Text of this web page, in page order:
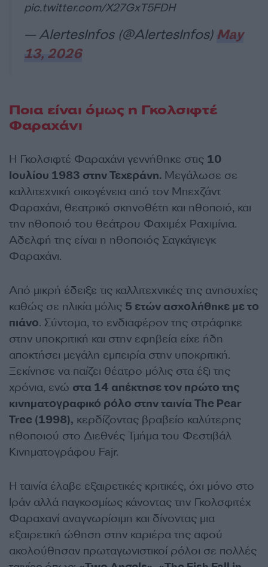
pic.twitter.com/X27GxT5FDH
— AlertesInfos (@AlertesInfos) May
13, 2026
Ποια είναι όμως η Γκολσιφτέ
Φαραχάνι
Η Γκολσιφτέ Φαραχάνι γεννήθηκε στις 10
Ιουλίου 1983 στην Τεχεράνη. Μεγάλωσε σε
καλλιτεχνική οικογένεια από τον Μπεχζάντ
Φαραχάνι, θεατρικό σκηνοθέτη και ηθοποιό, και
την ηθοποιό του θεάτρου Φαχιμέχ Ραχιμίνια.
Αδελφή της είναι η ηθοποιός Σαγκάγιεγκ
Φαραχάνι.
Από μικρή έδειξε τις καλλιτεχνικές της ανησυχίες
καθώς σε ηλικία μόλις 5 ετών ασχολήθηκε με το
πιάνο. Σύντομα, το ενδιαφέρον της στράφηκε
στην υποκριτική και στην εφηβεία είχε ήδη
αποκτήσει μεγάλη εμπειρία στην υποκριτική.
Ξεκίνησε να παίζει θέατρο μόλις στα έξι της
χρόνια, ενώ στα 14 απέκτησε τον πρώτο της
κινηματογραφικό ρόλο στην ταινία The Pear
Tree (1998), κερδίζοντας βραβείο καλύτερης
ηθοποιού στο Διεθνές Τμήμα του Φεστιβάλ
Κινηματογράφου Fajr.
Η ταινία έλαβε εξαιρετικές κριτικές, όχι μόνο στο
Ιράν αλλά παγκοσμίως κάνοντας την Γκολσφιτέχ
Φαραχανί αναγνωρίσιμη και δίνοντας μια
εξαιρετική ώθηση στην καριέρα της αφού
ακολούθησαν πρωταγωνιστικοί ρόλοι σε πολλές